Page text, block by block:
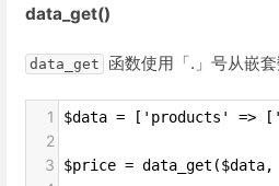
data_get()
data_get 函数使用「.」号从嵌
1 $data = ['products' =>
2
3
$price =